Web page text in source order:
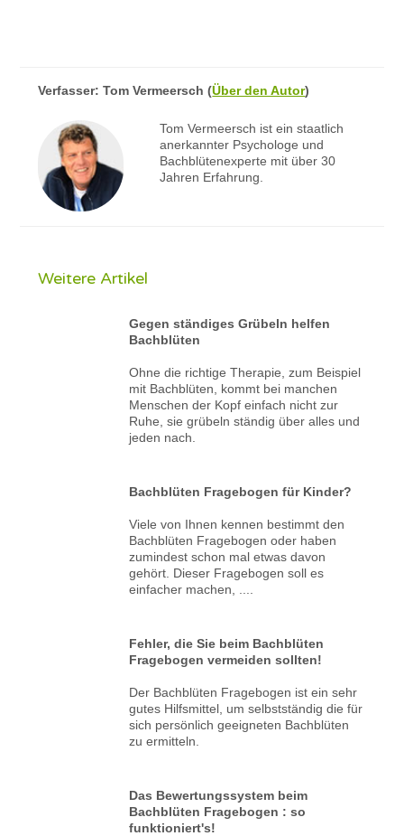
Verfasser:Tom Vermeersch (Über den Autor)
Tom Vermeersch ist ein staatlich
anerkannter Psychologe und
Bachblütenexperte mit über 30
Jahren Erfahrung.
Weitere Artikel
Gegen ständiges Grübeln helfen
Bachblüten
Ohne die richtige Therapie, zum Beispiel
mit Bachblüten, kommt bei manchen
Menschen der Kopf einfach nicht zur
Ruhe, sie grübeln ständig über alles und
jeden nach.
Bachblüten Fragebogen für Kinder?
Viele von Ihnen kennen bestimmt den
Bachblüten Fragebogen oder haben
zumindest schon mal etwas davon
gehört. Dieser Fragebogen soll es
einfacher machen, ....
Fehler, die Sie beim Bachblüten
Fragebogen vermeiden sollten!
Der Bachblüten Fragebogen ist ein sehr
gutes Hilfsmittel, um selbstständig die für
sich persönlich geeigneten Bachblüten
zu ermitteln.
Das Bewertungssystem beim
Bachblüten Fragebogen : so
funktioniert's!